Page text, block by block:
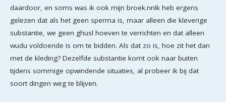
daardoor, en soms was ik ook mijn broek.nnIk heb ergens
gelezen dat als het geen sperma is, maar alleen die kleverige
substantie, we geen ghusl hoeven te verrichten en dat alleen
wudu voldoende is om te bidden. Als dat zo is, hoe zit het dan
met de kleding? Dezelfde substantie komt ook naar buiten
tijdens sommige opwindende situaties, al probeer ik bij dat
soort dingen weg te blijven.